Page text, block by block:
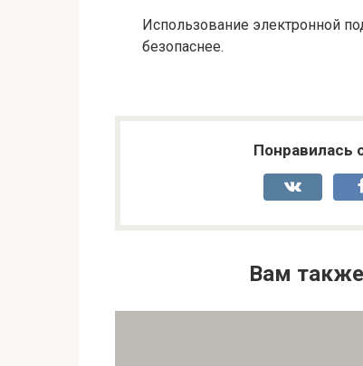
Использование электронной
безопаснее.
Понравилась
Вам